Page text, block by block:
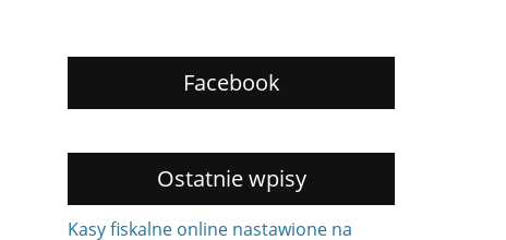
Facebook
Ostatnie wpisy
Kasy fiskalne online nastawione na